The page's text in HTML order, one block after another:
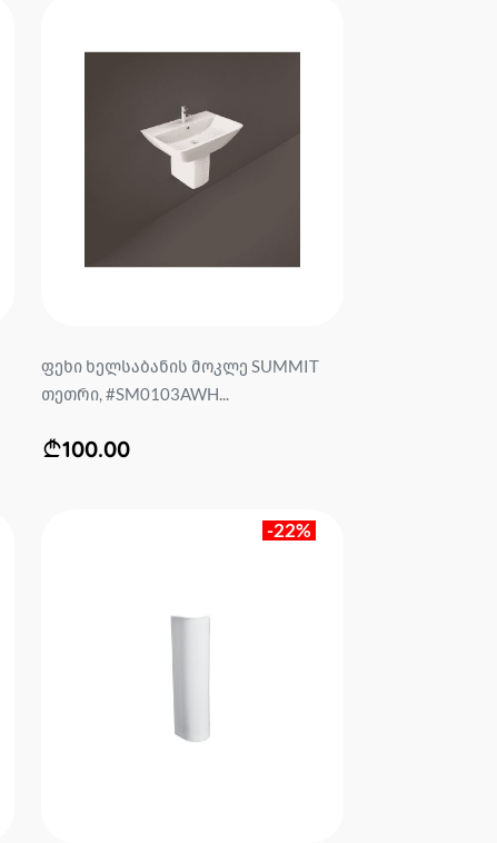
ფეხი ხელსაბანის მოკლე SUMMIT
თეთრი, #SM0103AWH...
100.00
-22%